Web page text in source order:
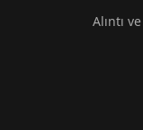
Alıntı